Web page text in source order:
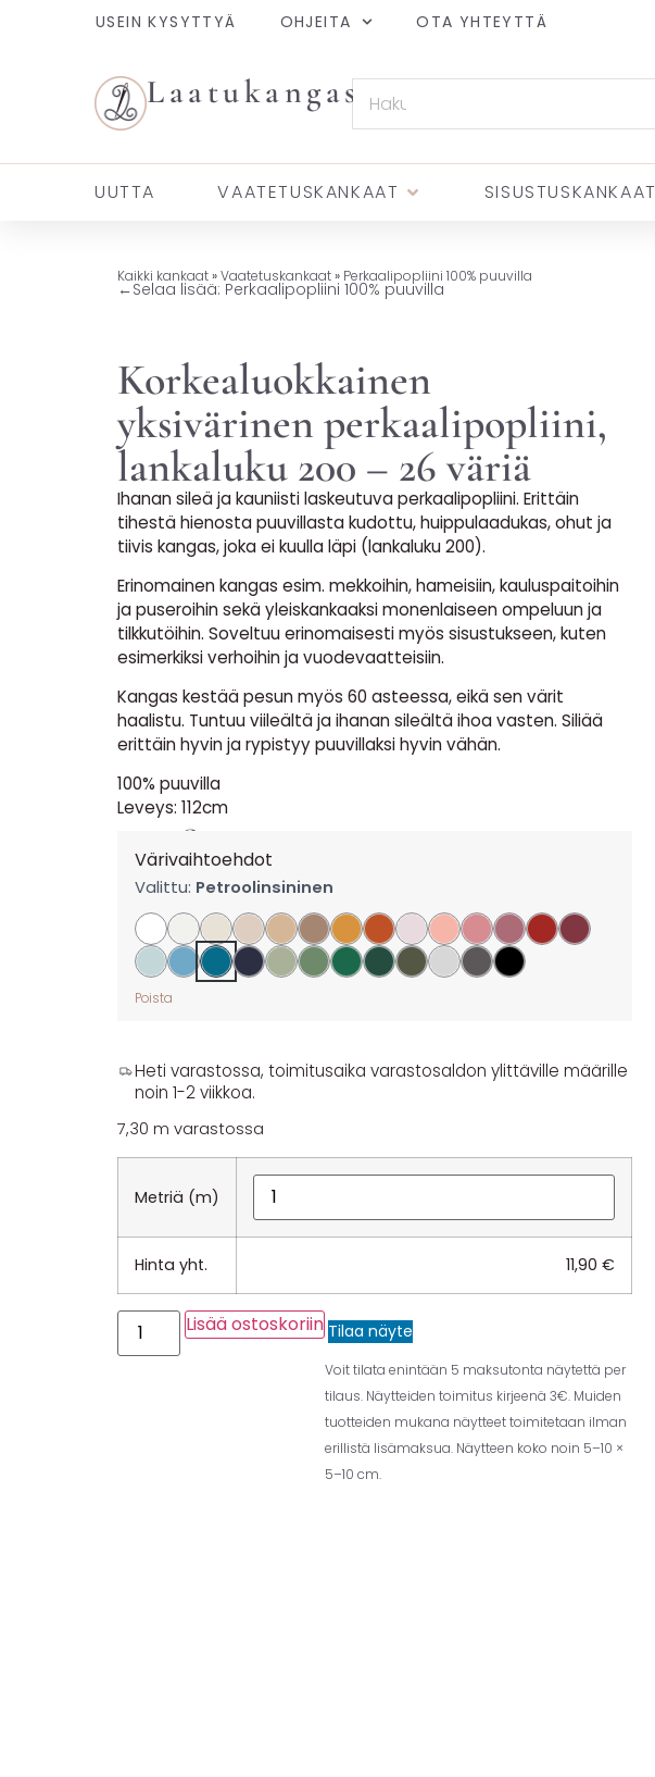
USEIN KYSYTTYÄ OHJEITA OTA YHTEYTTÄ
Laatukangas
UUTTA VAATETUSKANKAAT SISUSTUSKANKAAT
Kaikki kankaat»Vaatetuskankaat» Perkaalipopliini 100% puuvilla
←Selaa lisää: Perkaalipopliini 100% puuvilla
Korkealuokkainen
yksivärinen perkaalipopliini,
lankaluku 200 – 26 väriä
Ihanan sileä ja kauniisti laskeutuva perkaalipopliini. Erittäin
tihestä hienosta puuvillasta kudottu, huippulaadukas, ohut ja
tiivis kangas, joka ei kuulla läpi (lankaluku 200).
Erinomainen kangas esim. mekkoihin, hameisiin, kauluspaitoihin
ja puseroihin sekä yleiskankaaksi monenlaiseen ompeluun ja
tilkkutöihin. Soveltuu erinomaisesti myös sisustukseen, kuten
esimerkiksi verhoihin ja vuodevaatteisiin.
Kangas kestää pesun myös 60 asteessa, eikä sen värit
haalistu. Tuntuu viileältä ja ihanan sileältä ihoa vasten. Siliää
erittäin hyvin ja rypistyy puuvillaksi hyvin vähän.
100% puuvilla
Leveys: 112cm
€
Värivaihtoehdot
Valittu: Petroolinsininen
Poista
Heti varastossa, toimitusaika varastosaldon ylittäville määrille
noin 1-2 viikkoa.
7,30 m varastossa
Metriä (m)
Hinta yht. 11,90 €
Lisää ostoskoriin Tilaa näyte
Voit tilata enintään 5 maksutonta näytettä per
tilaus. Näytteiden toimitus kirjeenä 3€. Muiden
tuotteiden mukana näytteet toimitetaan ilman
erillistä lisämaksua. Näytteen koko noin 5–10 ×
5–10 cm.